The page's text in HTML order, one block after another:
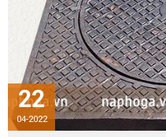
22
04-2022